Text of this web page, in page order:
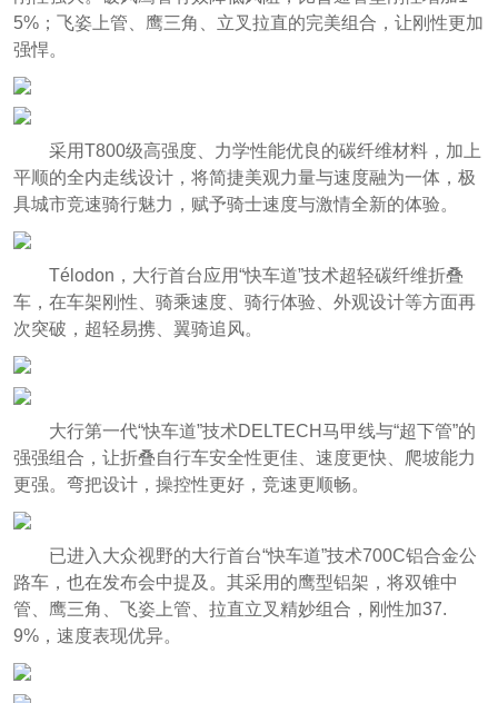
5%；飞姿上管、鹰三角、立叉拉直的完美组合，让刚性更加
强悍。
采用T800级高强度、力学性能优良的碳纤维材料，加上
平顺的全内走线设计，将简捷美观力量与速度融为一体，极
具城市竞速骑行魅力，赋予骑士速度与激情全新的体验。
Télodon，大行首台应用“快车道”技术超轻碳纤维折叠
车，在车架刚性、骑乘速度、骑行体验、外观设计等方面再
次突破，超轻易携、翼骑追风。
大行第一代“快车道”技术DELTECH马甲线与“超下管”的
强强组合，让折叠自行车安全性更佳、速度更快、爬坡能力
更强。弯把设计，操控性更好，竞速更顺畅。
已进入大众视野的大行首台“快车道”技术700C铝合金公
路车，也在发布会中提及。其采用的鹰型铝架，将双锥中
管、鹰三角、飞姿上管、拉直立叉精妙组合，刚性加37.
9%，速度表现优异。